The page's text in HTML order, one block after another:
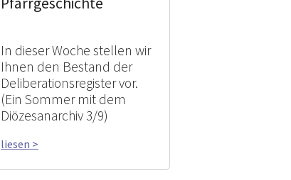
In dieser Woche stellen wir
Ihnen den Bestand der
Deliberationsregister vor.
(Ein Sommer mit dem
Diözesanarchiv 3/9)
liesen >